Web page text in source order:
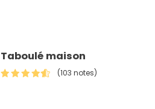
Taboulé maison
(103 notes)